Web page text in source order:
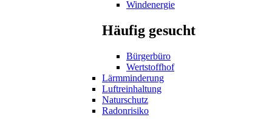
Windenergie
Häufig gesucht
Bürgerbüro
Wertstoffhof
Lärmminderung
Luftreinhaltung
Naturschutz
Radonrisiko